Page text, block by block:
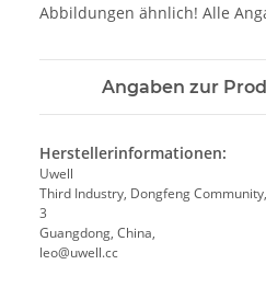
Abbildungen ähnlich! Alle
Angaben zur
Herstellerinformationen:
Uwell
Third Industry, Dongfeng
3
Guangdong, China,
leo@uwell.cc